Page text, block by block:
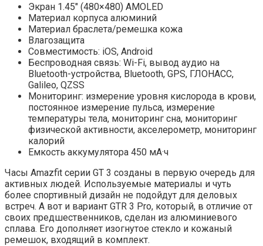
Экран 1.45″ (480×480) AMOLED
Материал корпуса алюминий
Материал браслета/ремешка кожа
Влагозащита
Совместимость: iOS, Android
Беспроводная связь: Wi-Fi, вывод аудио на
Bluetooth-устройства, Bluetooth, GPS, ГЛОНАСC,
Galileo, QZSS
Мониторинг: измерение уровня кислорода в крови,
постоянное измерение пульса, измерение
температуры тела, мониторинг сна, мониторинг
физической активности, акселерометр, мониторинг
калорий
Емкость аккумулятора 450 мА·ч
Часы Amazfit серии GT 3 созданы в первую очередь для
активных людей. Используемые материалы и чуть
более спортивный дизайн не подойдут для деловых
встреч. А вот и вариант GTR 3 Pro, который, в отличие от
своих предшественников, сделан из алюминиевого
сплава. Его дополняет изогнутое стекло и кожаный
ремешок, входящий в комплект.